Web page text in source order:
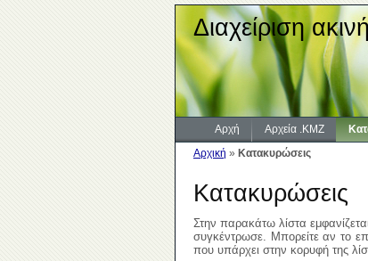
Διαχείριση
Αρχή Αρχεία .KMZ
Αρχική » Κατακυρώσεις
Κατακυρώσεις
Στην παρακάτω λίστα
συγκέντρωσε. Μπορείτε αν το
που υπάρχει στην κορυφή της